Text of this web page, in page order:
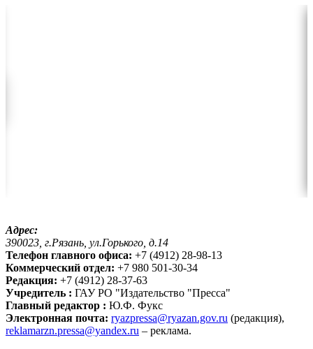
Адрес:
390023, г.Рязань, ул.Горького, д.14
Телефон главного офиса: +7 (4912) 28-98-13
Коммерческий отдел: +7 980 501-30-34
Редакция: +7 (4912) 28-37-63
Учредитель : ГАУ РО "Издательство "Пресса"
Главный редактор : Ю.Ф. Фукс
Электронная почта: ryazpressa@ryazan.gov.ru (редакция),
reklamarzn.pressa@yandex.ru – реклама.